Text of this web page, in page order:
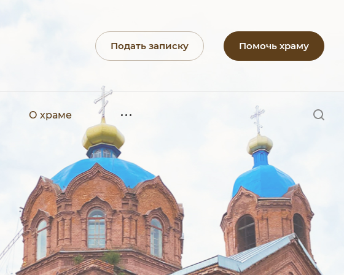
Подать записку Помочь храму
О храме